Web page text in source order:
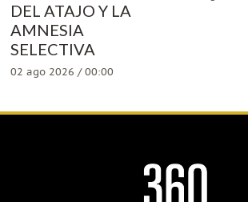
DEL ATAJO Y LA
AMNESIA
SELECTIVA
02 ago 2026 / 00:00